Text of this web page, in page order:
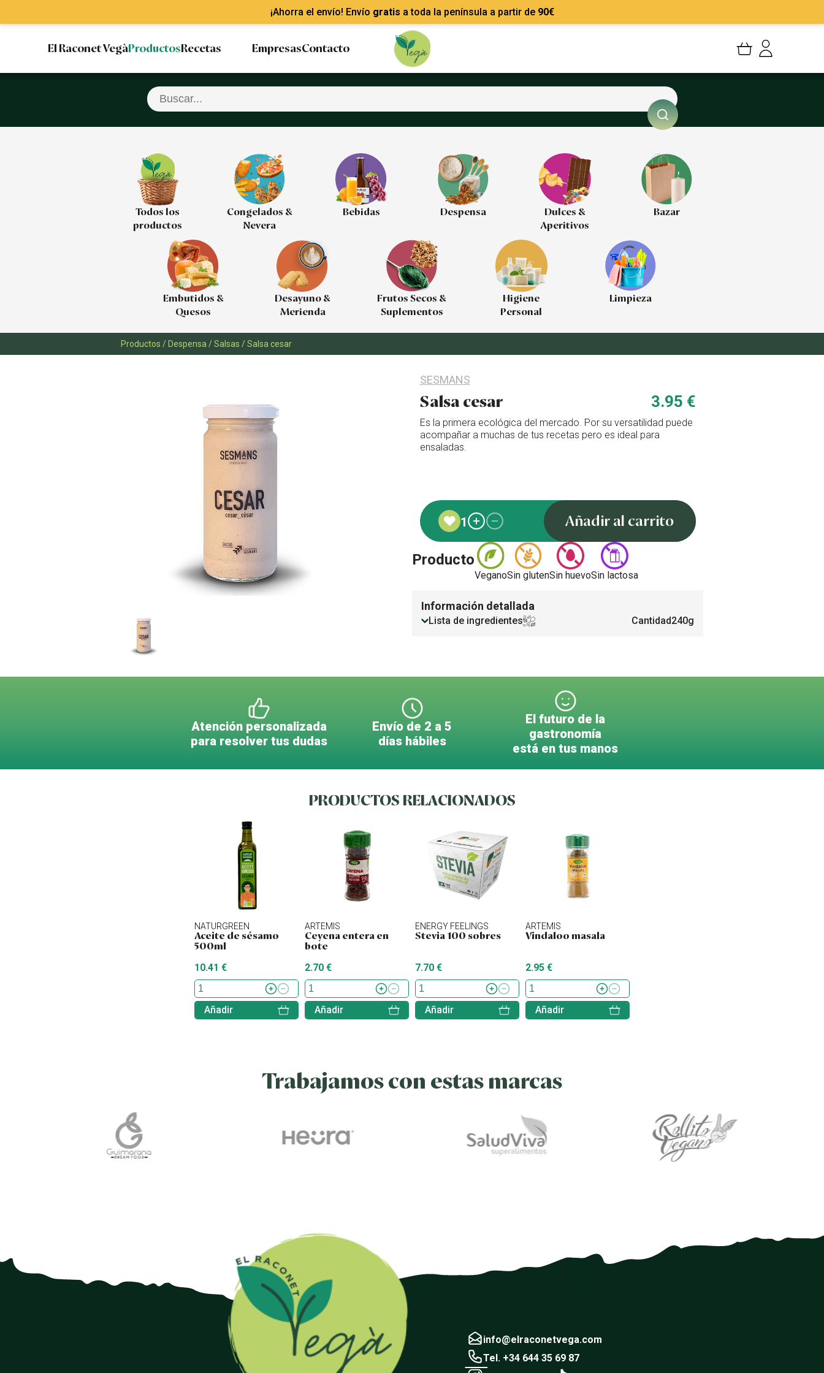
¡Ahorra el envío! Envío gratis a toda la península a partir de 90€
El Raconet VegàProductosRecetas EmpresasContacto
Cerrar sesión
Todos los
productos
Congelados &
Nevera
Bebidas Despensa
Dulces &
Aperitivos
Bazar
Embutidos &
Quesos
Desayuno &
Merienda
Frutos Secos &
Suplementos
Higiene
Personal
Limpieza
Productos /Despensa /Salsas /Salsa cesar
SESMANS
Salsa cesar 3.95 €
Es la primera ecológica del mercado. Por su versatilidad puede
acompañar a muchas de tus recetas pero es ideal para
ensaladas.
1 Añadir al carrito
Producto
VeganoSin glutenSin huevoSin lactosa
Información detallada
Cantidad240g
Lista de ingredientes
Atención personalizada
para resolver tus dudas
Envío de 2 a 5
días hábiles
El futuro de la
gastronomía
está en tus manos
PRODUCTOS RELACIONADOS
NATURGREEN
Aceite de sésamo
500ml
10.41 €
Añadir
ARTEMIS
Ceyena entera en
bote
2.70 €
Añadir
ENERGY FEELINGS
Stevia 100 sobres
7.70 €
Añadir
ARTEMIS
Vindaloo masala
2.95 €
Añadir
Trabajamos con estas marcas
info@elraconetvega.com
Tel. +34 644 35 69 87